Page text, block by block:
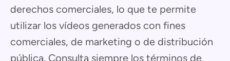
derechos comerciales, lo que te permite
utilizar los vídeos generados con fines
comerciales, de marketing o de distribución
pública. Consulta siempre los términos de